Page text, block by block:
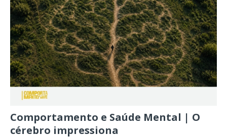
Comportamento e Saúde Mental | O
cérebro impressiona